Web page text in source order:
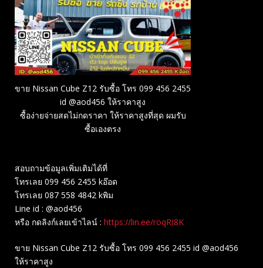
ขาย Nissan Cube Z12 รับซื้อ โทร 099 456 2455
id @aod456 ให้ราคาสูง
ซื้อง่ายจ่ายสดไม่กดราคา ให้ราคาสูงที่สุด ผมรับ
ซื้อเองตรง
สอบถามข้อมูลเพิ่มเติมได้ที่
โทรเลย 099 456 2455 kอ๊อด
โทรเลย 087 558 4842 kพิม
Line id : @aod456
หรือ กดลิงก์เลยเข้าไลน์ : https://lin.ee/roqRI8K
ขาย Nissan Cube Z12 รับซื้อ โทร 099 456 2455 id @aod456
ให้ราคาสูง